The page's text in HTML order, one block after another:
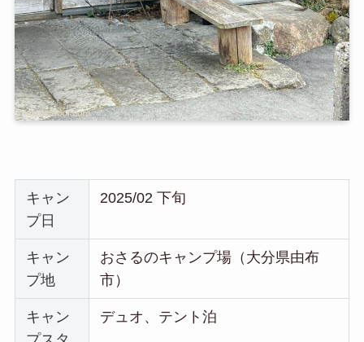
キャン
プ日
2025/02 下旬
キャン
プ地
おさるのキャンプ場（大分県由布
市）
キャン
デュオ、テント泊